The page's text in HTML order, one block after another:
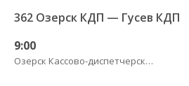
362 Озерск КДП — Гусев КДП
9:00
Озерск Кассово-диспетчерский пункт